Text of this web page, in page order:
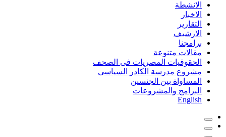
الانشطة
الاخبار
التقارير
الارشيف
برامجنا
مقالات متنوعة
الحقوقيات المصريات فى الصحف
مشروع مدرسة الكادر السياسى
المساواة بين الجنسين
البرامج والمشروعات
English